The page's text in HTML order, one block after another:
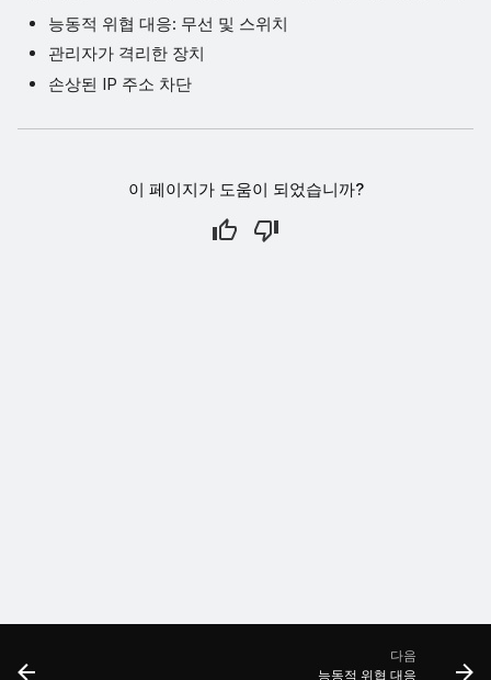
능동적 위협 대응: 무선 및 스위치
관리자가 격리한 장치
손상된 IP 주소 차단
이 페이지가 도움이 되었습니까?
다음
능동적 위협 대응